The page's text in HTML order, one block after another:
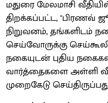
மதுரை மேலமாசி
திறக்கப்பட்ட, "பிரணவ்
நிறுவனம், தங்களிடம்
செய்வோருக்கு
நகையுடன் புதிய
வார்த்தைகளை அள்ளி
முறைகேடு